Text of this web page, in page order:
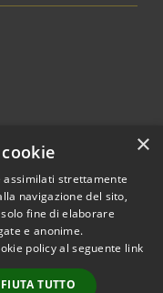
© 2026 • Comune di
Alleghe • Powered by
•
Accesso
×
assimilati strettamente
navigazione del sito,
fine di elaborare
e anonime.
policy al seguente link
TUTTO